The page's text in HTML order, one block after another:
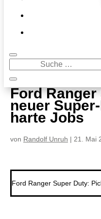
9
Ford Ranger Super Duty:
Ford
neuer
harte Jobs
von Randolf Unruh | 21. Mai
Ford Ranger Super Duty: